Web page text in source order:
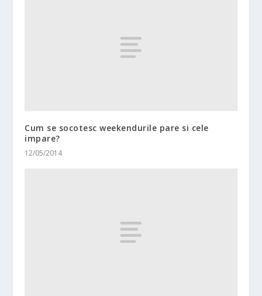
Cum se socotesc weekendurile pare si cele
impare?
12/05/2014